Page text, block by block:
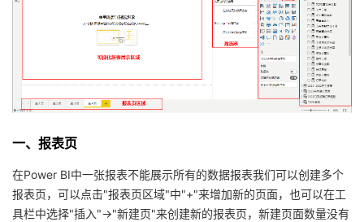
子
直
播
的
活
动
我
的
关
我
的
我
一、报表页
在Power BI中一张报表不能展示所有的数据报表我们可以创建多个
报表页，可以点击"报表页区域"中"+"来增加新的页面，也可以在工
具栏中选择"插入"->"新建页"来创建新的报表页，新建页面数量没有